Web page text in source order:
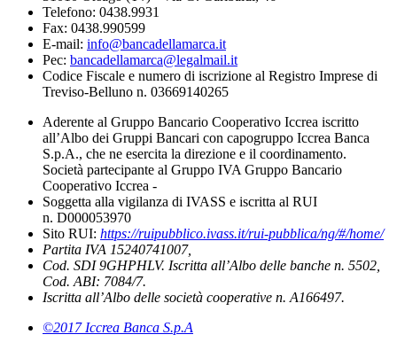
Telefono: 0438.9931
Fax: 0438.990599
E-mail: info@bancadellamarca.it
Pec: bancadellamarca@legalmail.it
Codice Fiscale e numero di iscrizione al Registro Imprese di
Treviso-Belluno n. 03669140265
Aderente al Gruppo Bancario Cooperativo Iccrea iscritto
all’Albo dei Gruppi Bancari con capogruppo Iccrea Banca
S.p.A., che ne esercita la direzione e il coordinamento.
Società partecipante al Gruppo IVA Gruppo Bancario
Cooperativo Iccrea -
Soggetta alla vigilanza di IVASS e iscritta al RUI
n. D000053970
Sito RUI: https://ruipubblico.ivass.it/rui-pubblica/ng/#/home/
Partita IVA 15240741007,
Cod. SDI 9GHPHLV. Iscritta all’Albo delle banche n. 5502,
Cod. ABI: 7084/7.
Iscritta all’Albo delle società cooperative n. A166497.
©2017 Iccrea Banca S.p.A